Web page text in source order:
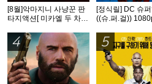
[8월]악마지니 사냥꾼 판
타지액션[ 미카엘 두 차원
[정식릴] DC 슈
((슈.퍼.걸))
4 5